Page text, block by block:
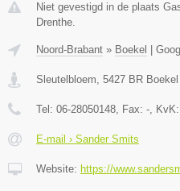
Niet gevestigd in de plaats
Drenthe.
Noord-Brabant » Boekel
Sleutelbloem, 5427 BR Boekel
Tel: 06-28050148, Fax: -, KvK:
E-mail › Sander Smits
Website: https://